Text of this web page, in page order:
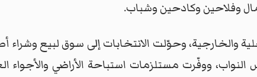
وفلاحين وكادحين وشباب.
والخارجية، وحوّلت الانتخابات إلى سوق لبيع وشراء
ووفّرت مستلزمات استباحة الأراضي والأجواء